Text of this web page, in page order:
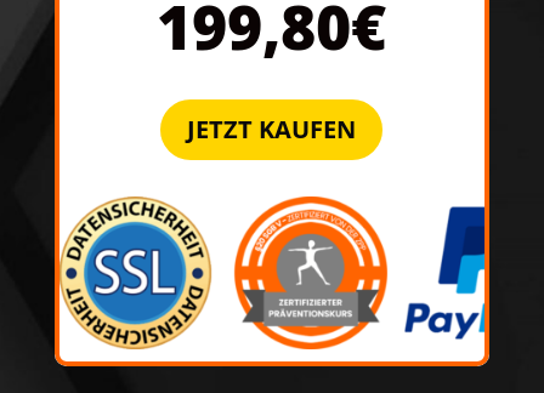
199,80€
JETZT KAUFEN